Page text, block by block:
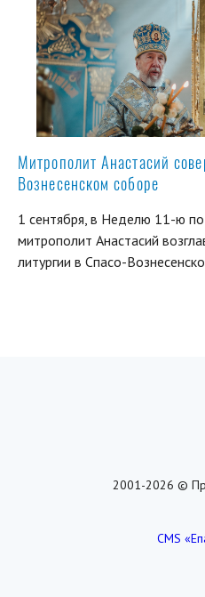
Митрополит Анастасий
Вознесенском соборе
1 сентября, в Неделю 11-ю
митрополит Анастасий
литургии в Спасо-
2001-2026 ©
CMS